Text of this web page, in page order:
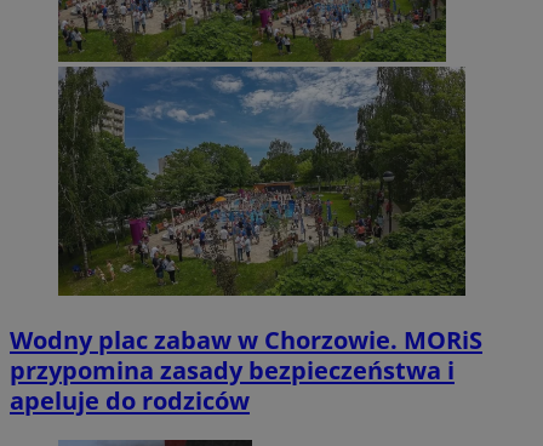
Wodny plac zabaw w Chorzowie. MORiS
przypomina zasady bezpieczeństwa i
apeluje do rodziców